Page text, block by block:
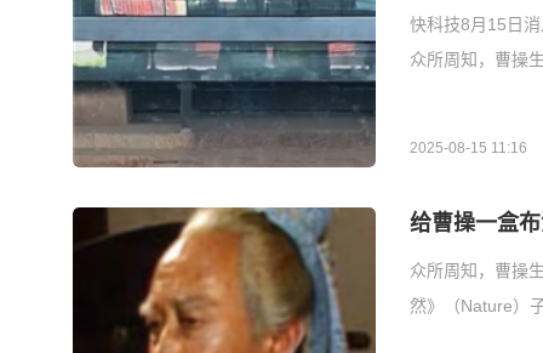
快科技8月15日
众所周知，曹操
2025-08-15 11:16
给曹操一盒
众所周知，曹操
然》（Nature）